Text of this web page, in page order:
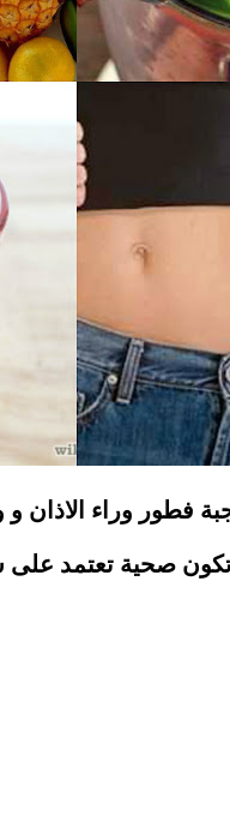
فطور وراء الاذان
و تكون صحية تعتمد